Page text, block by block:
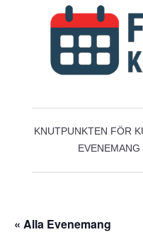
KNUTPUNKTEN FÖR
EVENEMANG
« Alla Evenemang